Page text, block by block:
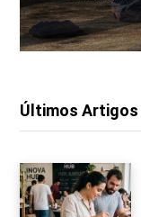
Últimos Artigos